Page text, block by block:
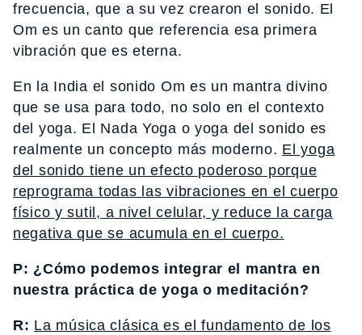
frecuencia, que a su vez crearon el sonido. El
Om es un canto que referencia esa primera
vibración que es eterna.
En la India el sonido Om es un mantra divino
que se usa para todo, no solo en el contexto
del yoga. El Nada Yoga o yoga del sonido es
realmente un concepto más moderno. El yoga
del sonido tiene un efecto poderoso porque
reprograma todas las vibraciones en el cuerpo
físico y sutil, a nivel celular, y reduce la carga
negativa que se acumula en el cuerpo.
P: ¿Cómo podemos integrar el mantra en
nuestra práctica de yoga o meditación?
R: La música clásica es el fundamento de los